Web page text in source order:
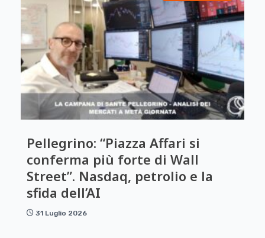
Pellegrino: “Piazza Affari si
conferma più forte di Wall
Street”. Nasdaq, petrolio e la
sfida dell’AI
31 Luglio 2026